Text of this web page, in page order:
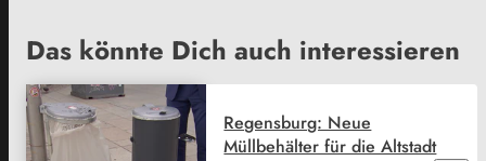
Das könnte Dich auch interessieren
Regensburg: Neue
Müllbehälter für die Altstadt